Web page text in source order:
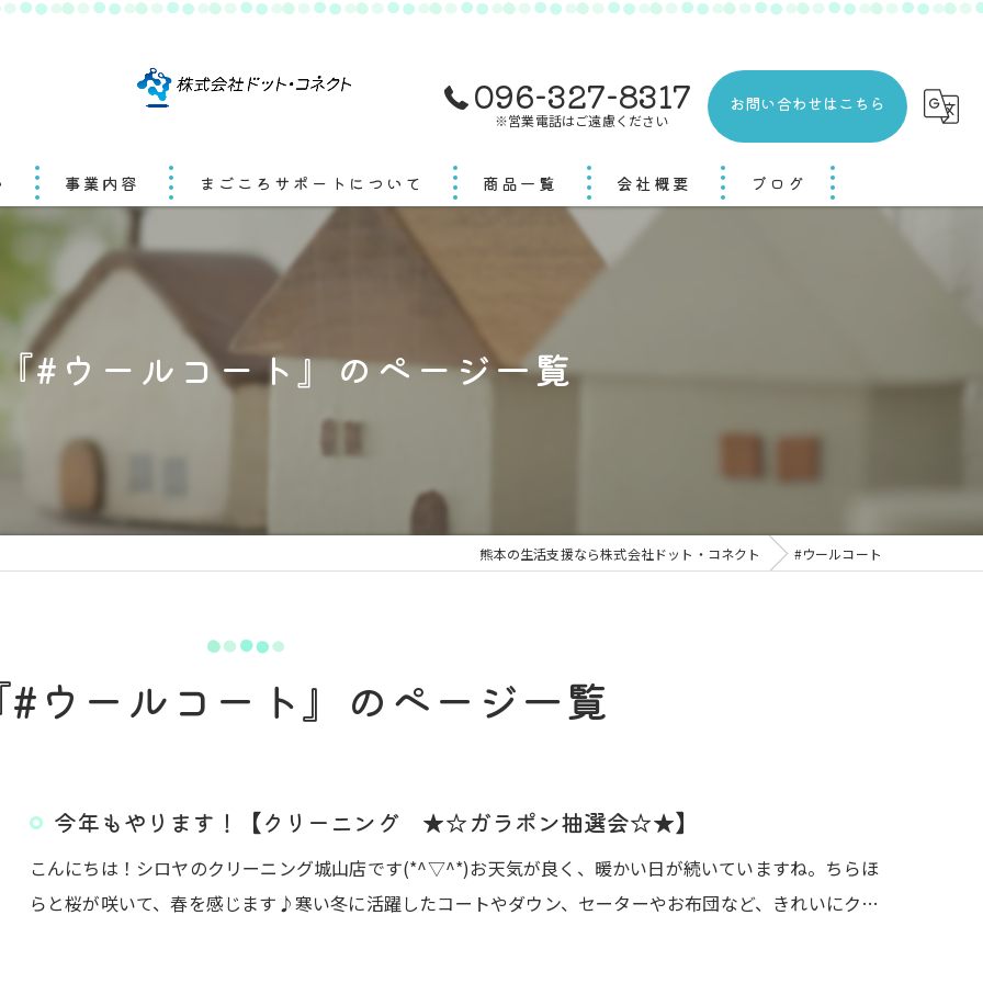
096-327-8317
※営業電話はご遠慮ください
お問い合わせはこちら
事業内容 まごころサポートについて 商品一覧 会社概要 ブログ
#ウールコート』のページ一覧
熊本の生活支援なら株式会社ドット・コネクト #ウールコート
ウールコート』のページ一覧
今年もやります！【クリーニング ★☆ガラポン抽選会☆★】
こんにちは！シロヤのクリーニング城山店です(*^▽^*)お天気が良く、暖かい日が続いていますね。ちらほ
らと桜が咲いて、春を感じます♪寒い冬に活躍したコートやダウン、セーターやお布団など、きれいにク…